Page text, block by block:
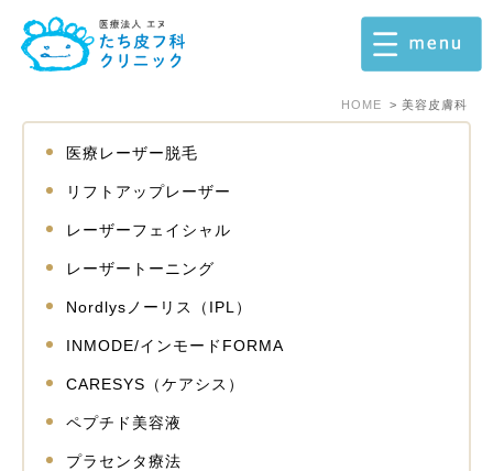
HOME 美容皮膚科
医療レーザー脱毛
リフトアップレーザー
レーザーフェイシャル
レーザートーニング
Nordlysノーリス（IPL）
INMODE/インモードFORMA
CARESYS（ケアシス）
ペプチド美容液
プラセンタ療法